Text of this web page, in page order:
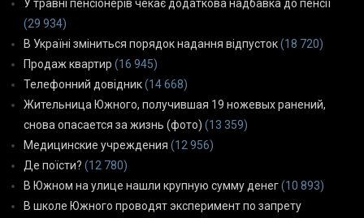
У травні пенсіонерів чекає додаткова надбавка до пенсії
(29 934)
В Україні зміниться порядок надання відпусток(18 720)
Продаж квартир (16 945)
Телефонний довідник(14 668)
Жительница Южного, получившая 19 ножевых ранений,
снова опасается за жизнь (фото) (13 359)
Медицинские учреждения (12 956)
Де поїсти? (12 780)
В Южном на улице нашли крупную сумму денег(10 893)
В школе Южного проводят эксперимент по запрету